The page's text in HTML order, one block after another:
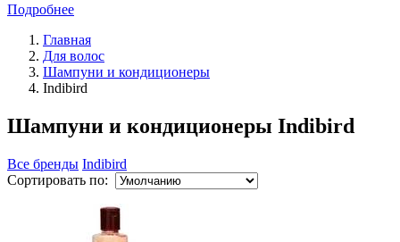
Подробнее
Главная
Для волос
Шампуни и кондиционеры
Indibird
Шампуни и кондиционеры Indibird
Все бренды Indibird
Сортировать по: